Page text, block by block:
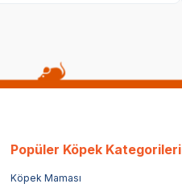
Popüler Köpek Kategorileri
Köpek Maması